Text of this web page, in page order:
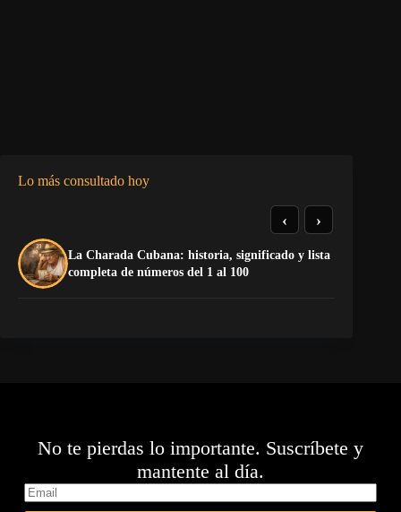
Lo más consultado hoy
La Charada Cubana: historia, significado y lista
completa de números del 1 al 100
‹ ›
No te pierdas lo importante. Suscríbete y
mantente al día.